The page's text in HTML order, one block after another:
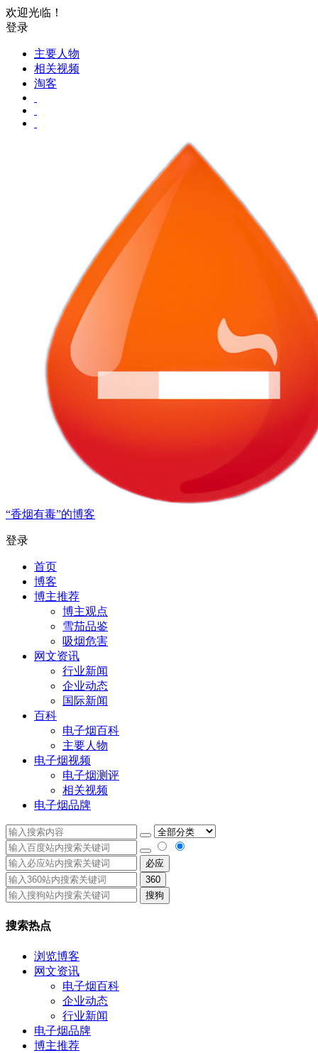
欢迎光临！
登录
主要人物
相关视频
淘客
“香烟有毒”的博客
登录
首页
博客
博主推荐
博主观点
雪茄品鉴
吸烟危害
网文资讯
行业新闻
企业动态
国际新闻
百科
电子烟百科
主要人物
电子烟视频
电子烟测评
相关视频
电子烟品牌
必应
360
搜狗
搜索热点
浏览博客
网文资讯
电子烟百科
企业动态
行业新闻
电子烟品牌
博主推荐